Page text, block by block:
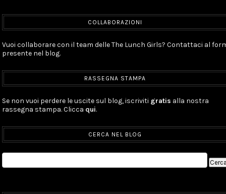
COLLABORAZIONI
Vuoi collaborare con il team delle The Lunch Girls? Contattaci al
presente nel blog.
RASSEGNA STAMPA
Se non vuoi perdere le uscite sul blog, iscriviti gratis alla nostra
rassegna stampa. Clicca qui.
CERCA NEL BLOG